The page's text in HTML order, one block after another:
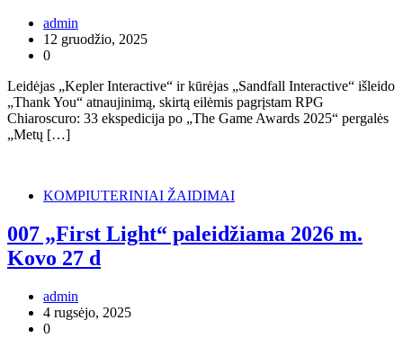
admin
12 gruodžio, 2025
0
Leidėjas „Kepler Interactive“ ir kūrėjas „Sandfall Interactive“ išleido
„Thank You“ atnaujinimą, skirtą eilėmis pagrįstam RPG
Chiaroscuro: 33 ekspedicija po „The Game Awards 2025“ pergalės
„Metų […]
KOMPIUTERINIAI ŽAIDIMAI
007 „First Light“ paleidžiama 2026 m.
Kovo 27 d
admin
4 rugsėjo, 2025
0